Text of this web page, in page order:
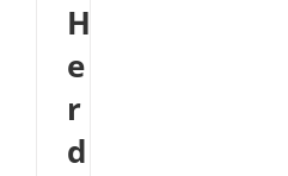
H
e
r
d